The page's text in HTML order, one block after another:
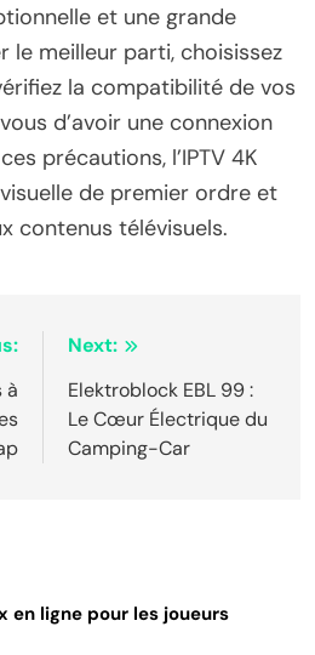
et une grande
le meilleur parti, choisissez
la compatibilité de vos
d’avoir une connexion
précautions, l’IPTV 4K
de premier ordre et
contenus télévisuels.
à
Next:
Elektroblock EBL 99 :
Le Cœur Électrique du
Camping-Car
en ligne pour les joueurs